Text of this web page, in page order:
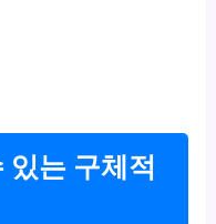
있는 구체적